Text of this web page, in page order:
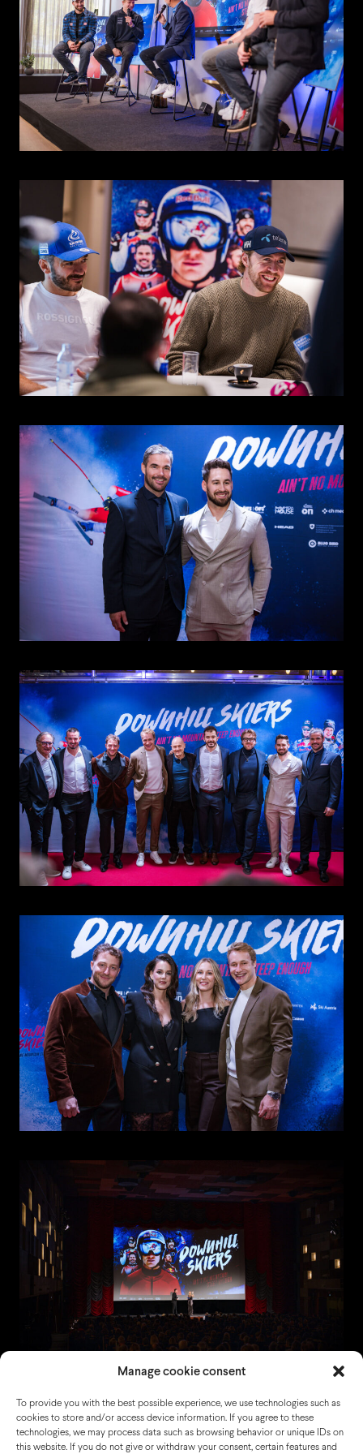
Manage cookie consent
To provide you with the best possible experience, we use technologies such as
cookies to store and/or access device information. If you agree to these
technologies, we may process data such as browsing behavior or unique IDs on
this website. If you do not give or withdraw your consent, certain features and